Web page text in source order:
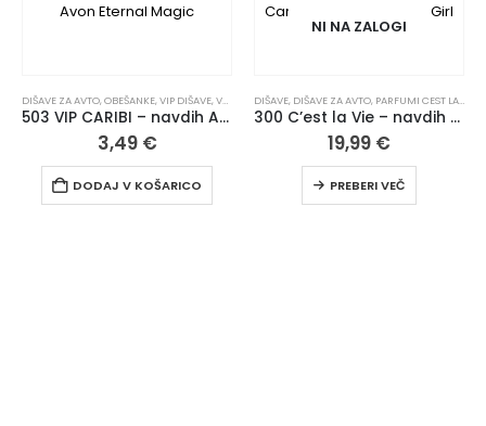
DIŠAVE ZA AVTO,OBEŠANKE,VIP DIŠAVE,VSI IZDELKI
503 VIP CARIBI – navdih Avon Eternal Magic
3,49 €
DODAJ V KOŠARICO
NI NA ZALOGI
DIŠAVE, DIŠAVE ZA AVTO, PARFUMI CEST LA VIE
300 C’est la Vie – navdih Carolina Herrera Good Girl
19,99 €
PREBERI VEČ